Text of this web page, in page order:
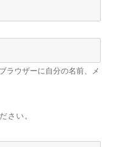
ラウザーに自分の名前、メ
さい。